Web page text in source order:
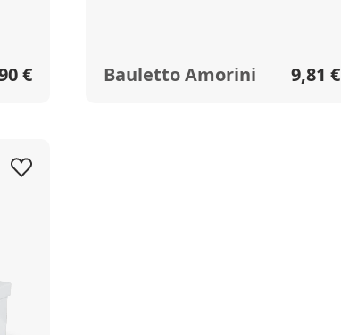
€ Bauletto Amorini 9,81 €